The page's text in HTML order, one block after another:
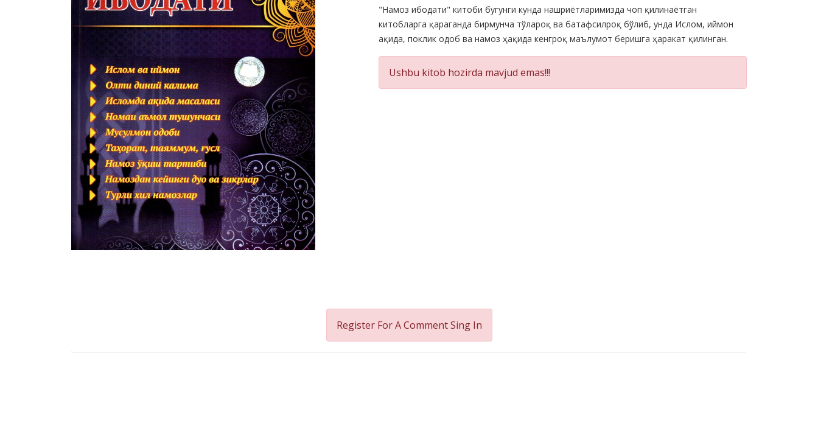
Product
Summery
"Намоз ибодати" китоби бугунги кунда нашриётларимизда чоп қилинаётган
китобларга қараганда бирмунча тўлароқ ва батафсилроқ бўлиб, унда Ислом, иймон
ақида, поклик одоб ва намоз ҳақида кенгроқ маълумот беришга ҳаракат қилинган.
Ushbu kitob hozirda mavjud emas!!!
Register For A CommentSing In